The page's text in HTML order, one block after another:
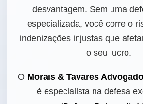
desvantagem. Sem uma
especializada, você corre o
indenizações injustas que
o seu lucro.
O Morais & Tavares
é especialista na defesa